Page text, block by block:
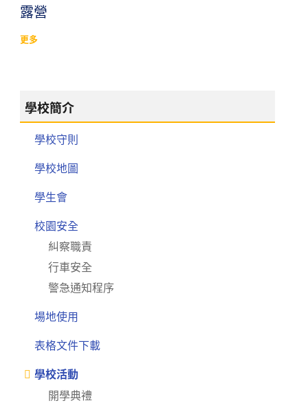
學校簡介
學校守則
學校地圖
學生會
校園安全
糾察職責
行車安全
警急通知程序
場地使用
表格文件下載
學校活動
開學典禮
露營
更多